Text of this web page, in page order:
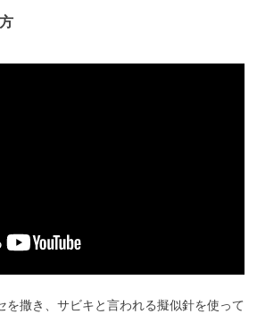
を撒き、サビキと言われる擬似針を使って